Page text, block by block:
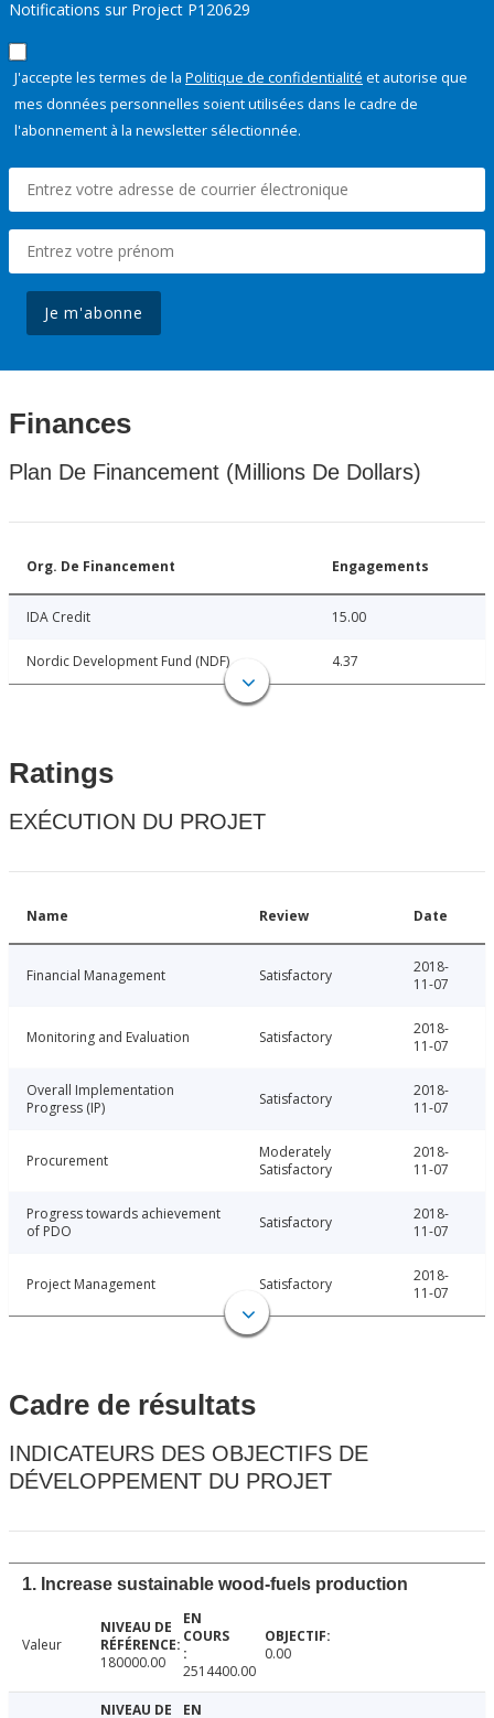
Notifications sur Project P120629
J'accepte les termes de la Politique de confidentialité et autorise que
mes données personnelles soient utilisées dans le cadre de
l'abonnement à la newsletter sélectionnée.
Je m'abonne
Finances
Plan De Financement (Millions De Dollars)
Org. De Financement Engagements
IDA Credit 15.00
Nordic Development Fund (NDF) 4.37
Ratings
EXÉCUTION DU PROJET
Name Review Date
Financial Management Satisfactory
2018-
11-07
Monitoring and Evaluation Satisfactory
2018-
11-07
Overall Implementation
Progress (IP)
Satisfactory
2018-
11-07
Procurement
Moderately
Satisfactory
2018-
11-07
Progress towards achievement
of PDO
Satisfactory
2018-
11-07
Project Management Satisfactory
2018-
11-07
Cadre de résultats
INDICATEURS DES OBJECTIFS DE
DÉVELOPPEMENT DU PROJET
1. Increase sustainable wood-fuels production
Valeur
180000.00
2514400.00
0.00